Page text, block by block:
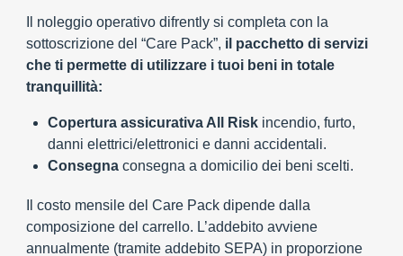
Il noleggio operativo difrently si completa con la
sottoscrizione del “Care Pack”, il pacchetto di servizi
che ti permette di utilizzare i tuoi beni in totale
tranquillità:
Copertura assicurativa All Risk incendio, furto,
danni elettrici/elettronici e danni accidentali.
Consegna consegna a domicilio dei beni scelti.
Il costo mensile del Care Pack dipende dalla
composizione del carrello. L’addebito avviene
annualmente (tramite addebito SEPA) in proporzione